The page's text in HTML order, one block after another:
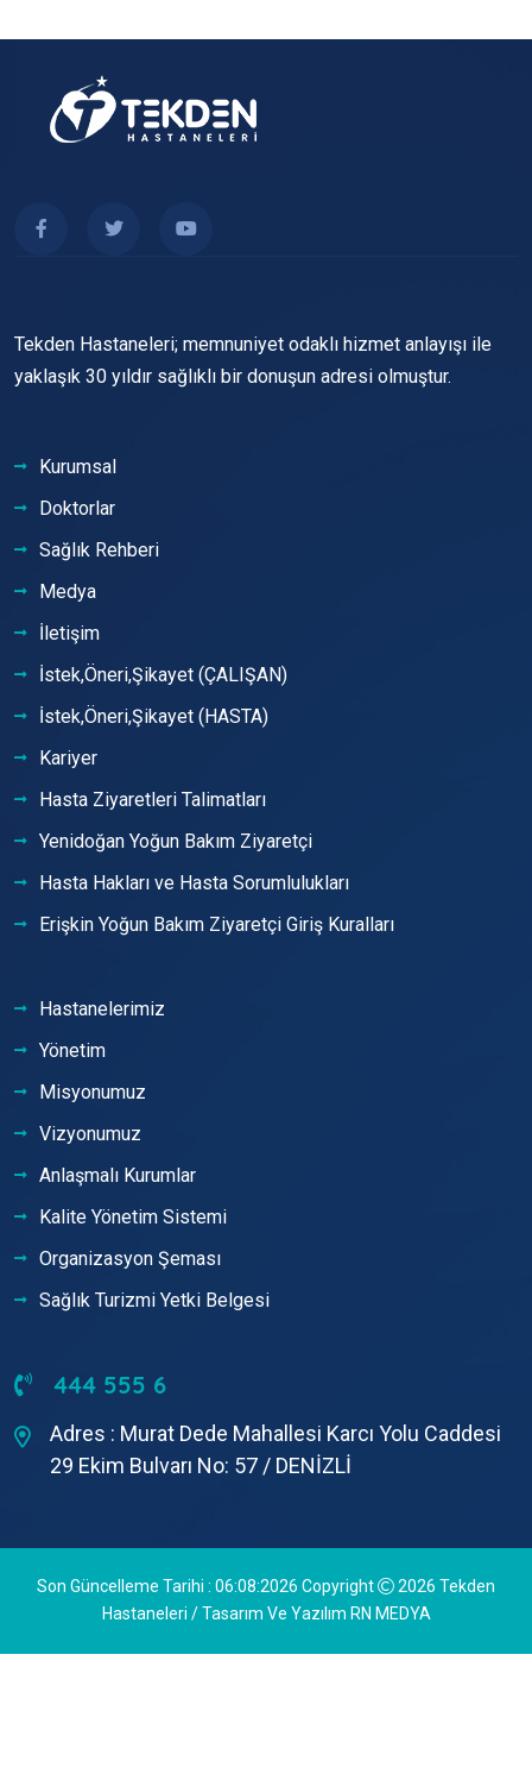
Tekden Hastaneleri; memnuniyet odaklı hizmet anlayışı ile
yaklaşık 30 yıldır sağlıklı bir donuşun adresi olmuştur.
Kurumsal
Doktorlar
Sağlık Rehberi
Medya
İletişim
İstek,Öneri,Şikayet (ÇALIŞAN)
İstek,Öneri,Şikayet (HASTA)
Kariyer
Hasta Ziyaretleri Talimatları
Yenidoğan Yoğun Bakım Ziyaretçi
Hasta Hakları ve Hasta Sorumlulukları
Erişkin Yoğun Bakım Ziyaretçi Giriş Kuralları
Hastanelerimiz
Yönetim
Misyonumuz
Vizyonumuz
Anlaşmalı Kurumlar
Kalite Yönetim Sistemi
Organizasyon Şeması
Sağlık Turizmi Yetki Belgesi
444 555 6
Adres : Murat Dede Mahallesi Karcı Yolu Caddesi
29 Ekim Bulvarı No: 57 / DENİZLİ
Son Güncelleme Tarihi : 06:08:2026 Copyright 2026 Tekden
Hastaneleri / Tasarım Ve Yazılım RN MEDYA